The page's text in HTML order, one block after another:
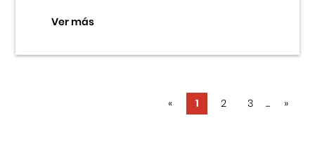
Ver más
« 1 2 3 ... »